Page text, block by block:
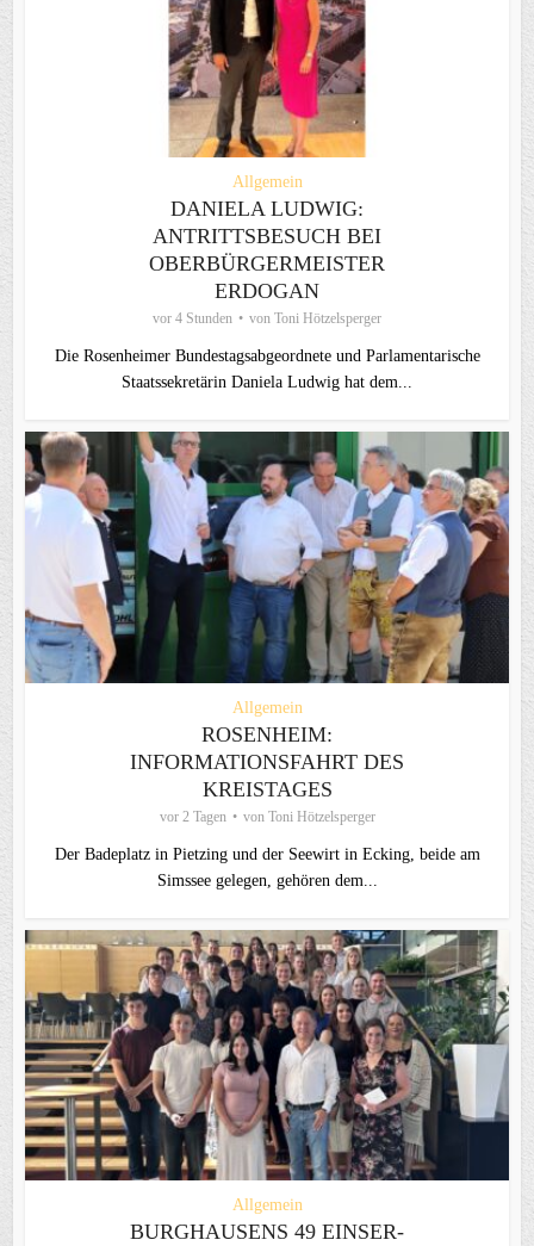
Allgemein
DANIELA LUDWIG:
ANTRITTSBESUCH BEI
OBERBÜRGERMEISTER
ERDOGAN
vor 4 Stunden von Toni Hötzelsperger
Die Rosenheimer Bundestagsabgeordnete und Parlamentarische
Staatssekretärin Daniela Ludwig hat dem...
Allgemein
ROSENHEIM:
INFORMATIONSFAHRT DES
KREISTAGES
vor 2 Tagen von Toni Hötzelsperger
Der Badeplatz in Pietzing und der Seewirt in Ecking, beide am
Simssee gelegen, gehören dem...
Allgemein
BURGHAUSENS 49 EINSER-